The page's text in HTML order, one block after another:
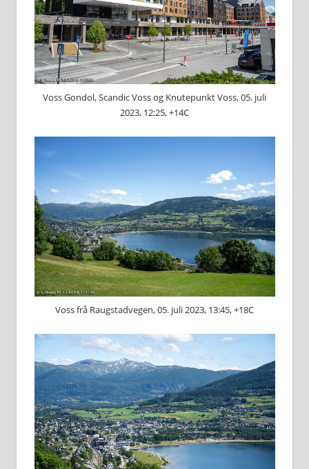
Voss Gondol, Scandic Voss og Knutepunkt Voss, 05. juli
2023, 12:25, +14C
Voss frå Raugstadvegen, 05. juli 2023, 13:45, +18C